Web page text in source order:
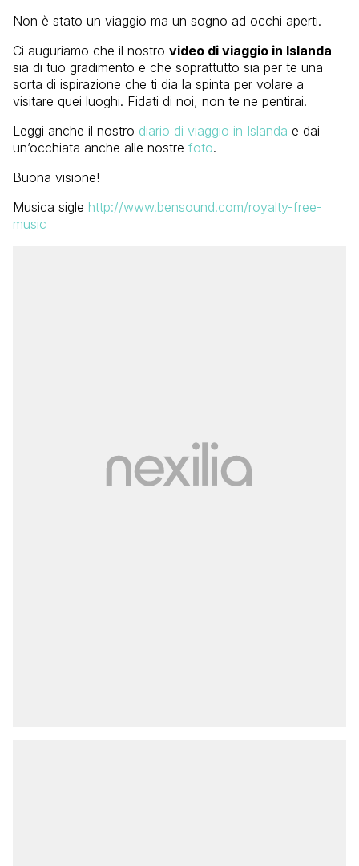
Non è stato un viaggio ma un sogno ad occhi aperti.
Ci auguriamo che il nostro video di viaggio in Islanda
sia di tuo gradimento e che soprattutto sia per te una
sorta di ispirazione che ti dia la spinta per volare a
visitare quei luoghi. Fidati di noi, non te ne pentirai.
Leggi anche il nostro diario di viaggio in Islanda e dai
un’occhiata anche alle nostre foto.
Buona visione!
Musica sigle http://www.bensound.com/royalty-free-
music